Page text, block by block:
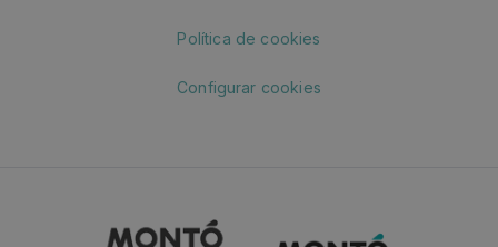
Política de cookies
Configurar cookies